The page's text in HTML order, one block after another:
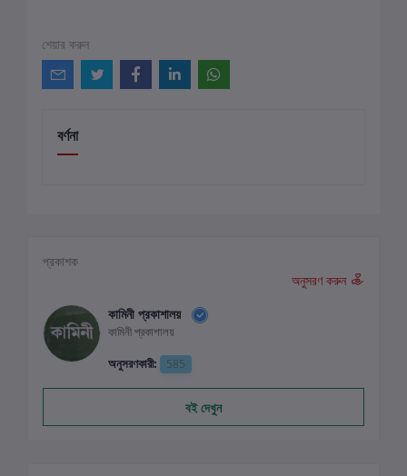
শেয়ার করুন
বর্ণনা
প্রকাশক
অনুসরণ করুন
কামিনী প্রকাশালয়
কামিনী প্রকাশালয়
অনুসরণকারী:
585
বই দেখুন